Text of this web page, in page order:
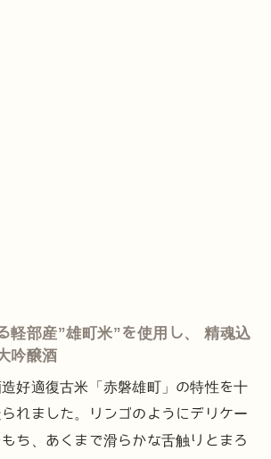
軽部産”雄町米”を使用し、 精魂込
吟醸酒
好適復古米「赤磐雄町」の特性を十
れました。リンゴのようにデリケー
ち、あくまで滑らかな舌触りとまろ